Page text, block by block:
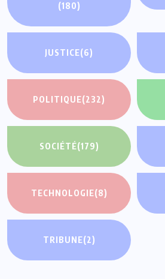
(180)
JUSTICE(6)
POLITIQUE(232)
SOCIÉTÉ(179)
TECHNOLOGIE(8)
TRIBUNE(2)